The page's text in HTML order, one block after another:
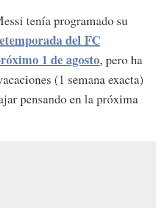
tenía programado su
del FC
1 de agosto, pero ha
(1 semana exacta)
pensando en la próxima